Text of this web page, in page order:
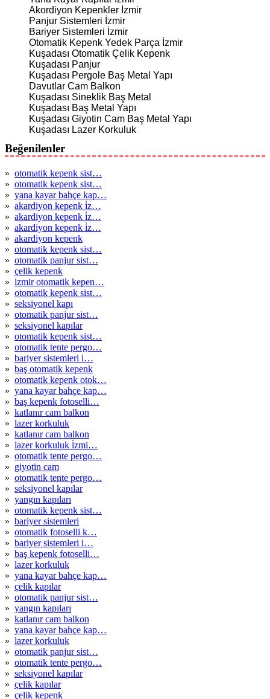
Akordiyon Kepenkler İzmir
Panjur Sistemleri İzmir
Bariyer Sistemleri İzmir
Otomatik Kepenk Yedek Parça İzmir
Kuşadası Otomatik Çelik Kepenk
Kuşadası Panjur
Kuşadası Pergole Baş Metal Yapı
Davutlar Cam Balkon
Kuşadası Sineklik Baş Metal
Kuşadası Baş Metal Yapı
Kuşadası Giyotin Cam Baş Metal Yapı
Kuşadası Lazer Korkuluk
Beğenilenler
» otomatik kepenk sist…
» otomatik kepenk sist…
» yana kayar bahçe kap…
» akardiyon kepenk i̇z…
» akardiyon kepenk i̇z…
» akardiyon kepenk i̇z…
» akardiyon kepenk
» otomatik kepenk sist…
» otomatik panjur sist…
» çelik kepenk
» izmir otomatik kepen…
» otomatik kepenk sist…
» seksiyonel kapı
» otomatik panjur sist…
» seksiyonel kapılar
» otomatik kepenk sist…
» otomatik tente pergo…
» bariyer sistemleri i…
» baş otomatik kepenk
» otomatik kepenk otok…
» yana kayar bahçe kap…
» baş kepenk fotoselli…
» katlanır cam balkon
» lazer korkuluk
» katlanır cam balkon
» lazer korkuluk i̇zmi…
» otomatik tente pergo…
» giyotin cam
» otomatik tente pergo…
» seksiyonel kapılar
» yangın kapıları
» otomatik kepenk sist…
» bariyer sistemleri
» otomatik fotoselli k…
» bariyer sistemleri i…
» baş kepenk fotoselli…
» lazer korkuluk
» yana kayar bahçe kap…
» çelik kapılar
» otomatik panjur sist…
» yangın kapıları
» katlanır cam balkon
» yana kayar bahçe kap…
» lazer korkuluk
» otomatik panjur sist…
» otomatik tente pergo…
» seksiyonel kapılar
» çelik kapılar
» çelik kepenk